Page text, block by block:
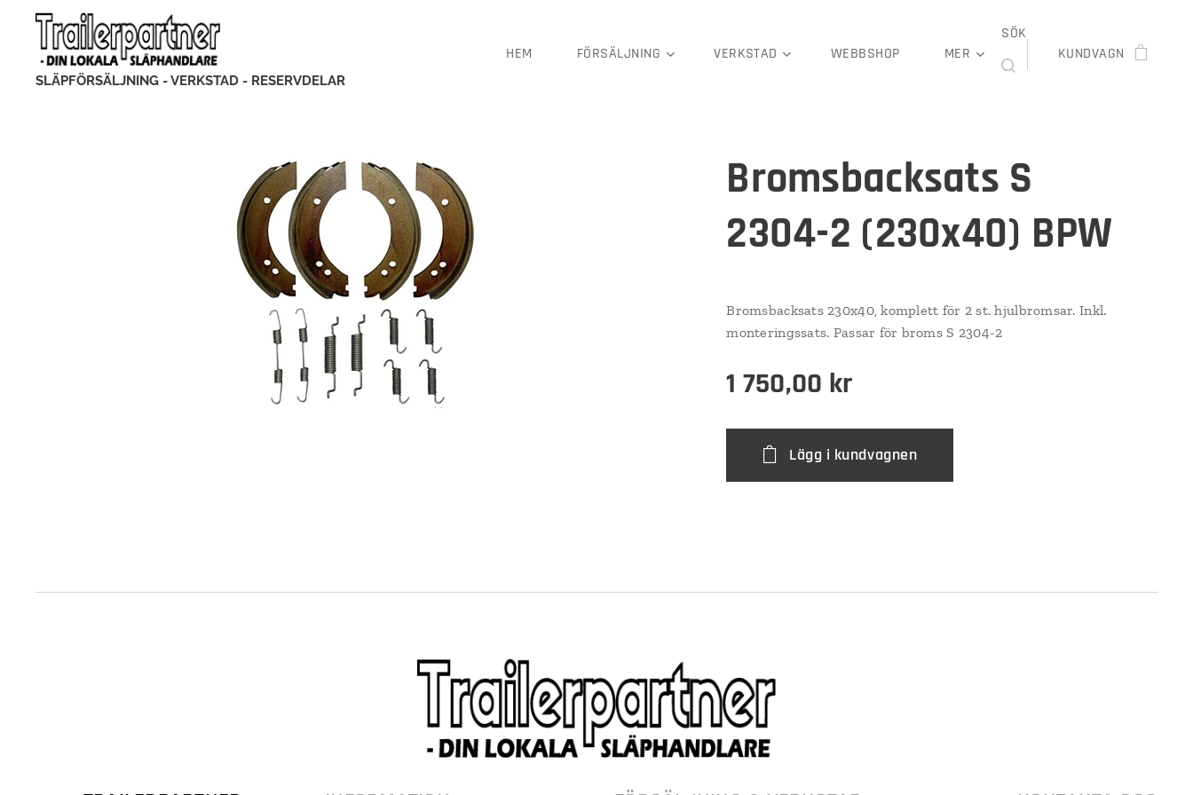
SLÄPFÖRSÄLJNING - VERKSTAD - RESERVDELAR
HEM FÖRSÄLJNING VERKSTAD WEBBSHOP MER
SÖK
KUNDVAGN
Bromsbacksats S
2304-2 (230x40) BPW
Bromsbacksats 230x40, komplett för 2 st. hjulbromsar. Inkl.
monteringssats. Passar för broms S 2304-2
1 750,00 kr
Lägg i kundvagnen